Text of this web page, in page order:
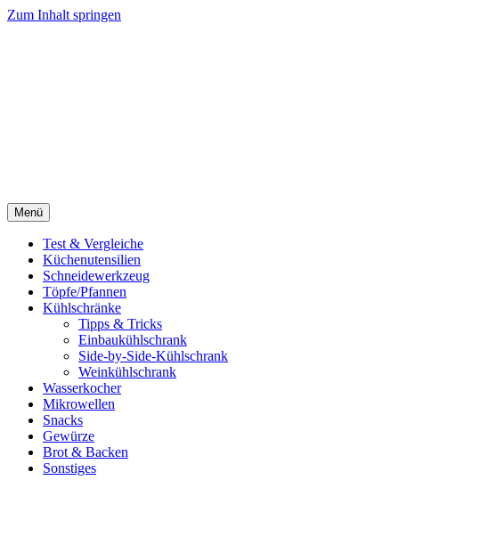
Zum Inhalt springen
Menü
Test & Vergleiche
Küchenutensilien
Schneidewerkzeug
Töpfe/Pfannen
Kühlschränke
Tipps & Tricks
Einbaukühlschrank
Side-by-Side-Kühlschrank
Weinkühlschrank
Wasserkocher
Mikrowellen
Snacks
Gewürze
Brot & Backen
Sonstiges